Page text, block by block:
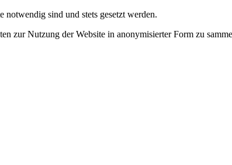
notwendig sind und stets gesetzt werden.
zur Nutzung der Website in anonymisierter Form zu